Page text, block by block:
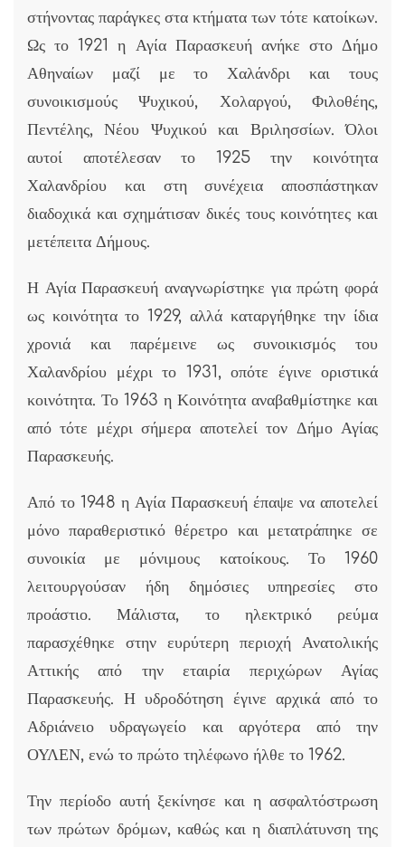
στήνοντας παράγκες στα κτήματα των τότε κατοίκων.
Ως το 1921 η Αγία Παρασκευή ανήκε στο Δήμο
Αθηναίων μαζί με το Χαλάνδρι και τους
συνοικισμούς Ψυχικού, Χολαργού, Φιλοθέης,
Πεντέλης, Νέου Ψυχικού και Βριλησσίων. Όλοι
αυτοί αποτέλεσαν το 1925 την κοινότητα
Χαλανδρίου και στη συνέχεια αποσπάστηκαν
διαδοχικά και σχημάτισαν δικές τους κοινότητες και
μετέπειτα Δήμους.
Η Αγία Παρασκευή αναγνωρίστηκε για πρώτη φορά
ως κοινότητα το 1929, αλλά καταργήθηκε την ίδια
χρονιά και παρέμεινε ως συνοικισμός του
Χαλανδρίου μέχρι το 1931, οπότε έγινε οριστικά
κοινότητα. Το 1963 η Κοινότητα αναβαθμίστηκε και
από τότε μέχρι σήμερα αποτελεί τον Δήμο Αγίας
Παρασκευής.
Από το 1948 η Αγία Παρασκευή έπαψε να αποτελεί
μόνο παραθεριστικό θέρετρο και μετατράπηκε σε
συνοικία με μόνιμους κατοίκους. Το 1960
λειτουργούσαν ήδη δημόσιες υπηρεσίες στο
προάστιο. Μάλιστα, το ηλεκτρικό ρεύμα
παρασχέθηκε στην ευρύτερη περιοχή Ανατολικής
Αττικής από την εταιρία περιχώρων Αγίας
Παρασκευής. Η υδροδότηση έγινε αρχικά από το
Αδριάνειο υδραγωγείο και αργότερα από την
ΟΥΛΕΝ, ενώ το πρώτο τηλέφωνο ήλθε το 1962.
Την περίοδο αυτή ξεκίνησε και η ασφαλτόστρωση
των πρώτων δρόμων, καθώς και η διαπλάτυνση της